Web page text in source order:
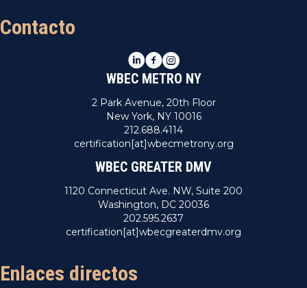
Contacto
LinkedIn
Facebook
Instagram
WBEC METRO NY
2 Park Avenue, 20th Floor
New York, NY 10016
212.688.4114
certification[at]wbecmetrony.org
WBEC GREATER DMV
1120 Connecticut Ave. NW, Suite 200
Washington, DC 20036
202.595.2637
certification[at]wbecgreaterdmv.org
Enlaces directos